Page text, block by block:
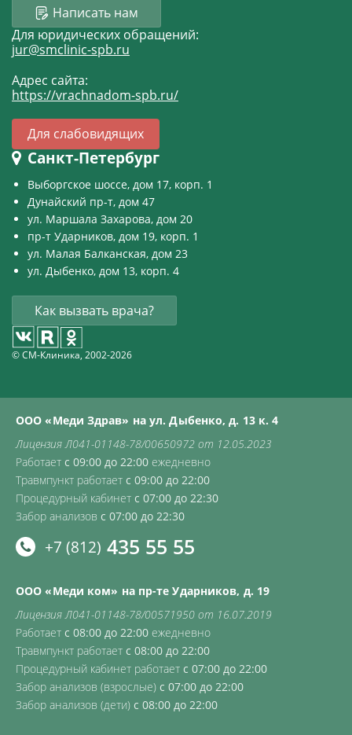
Написать нам
Для юридических обращений:
jur@smclinic-spb.ru
Адрес сайта:
https://vrachnadom-spb.ru/
Для слабовидящих
Санкт-Петербург
Выборгское шоссе, дом 17, корп. 1
Дунайский пр-т, дом 47
ул. Маршала Захарова, дом 20
пр-т Ударников, дом 19, корп. 1
ул. Малая Балканская, дом 23
ул. Дыбенко, дом 13, корп. 4
Как вызвать врача?
© СМ-Клиника, 2002-2026
ООО «Меди Здрав» на ул. Дыбенко, д. 13 к. 4
Лицензия Л041-01148-78/00650972 от 12.05.2023
Работает с 09:00 до 22:00 ежедневно
Травмпункт работает с 09:00 до 22:00
Процедурный кабинет с 07:00 до 22:30
Забор анализов с 07:00 до 22:30
+7 (812) 435 55 55
ООО «Меди ком» на пр-те Ударников, д. 19
Лицензия Л041-01148-78/00571950 от 16.07.2019
Работает с 08:00 до 22:00 ежедневно
Травмпункт работает с 08:00 до 22:00
Процедурный кабинет работает с 07:00 до 22:00
Забор анализов (взрослые) с 07:00 до 22:00
Забор анализов (дети) с 08:00 до 22:00